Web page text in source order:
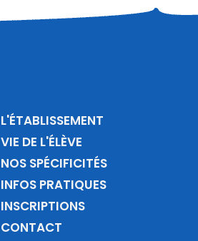
L'ÉTABLISSEMENT
VIE DE L'ÉLÈVE
NOS SPÉCIFICITÉS
INFOS PRATIQUES
INSCRIPTIONS
CONTACT